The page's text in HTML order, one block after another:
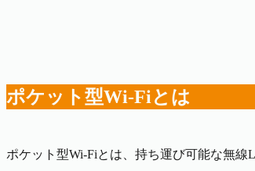
ポケット型Wi-Fiとは
ポケット型Wi-Fiとは、持ち運び可能な無線